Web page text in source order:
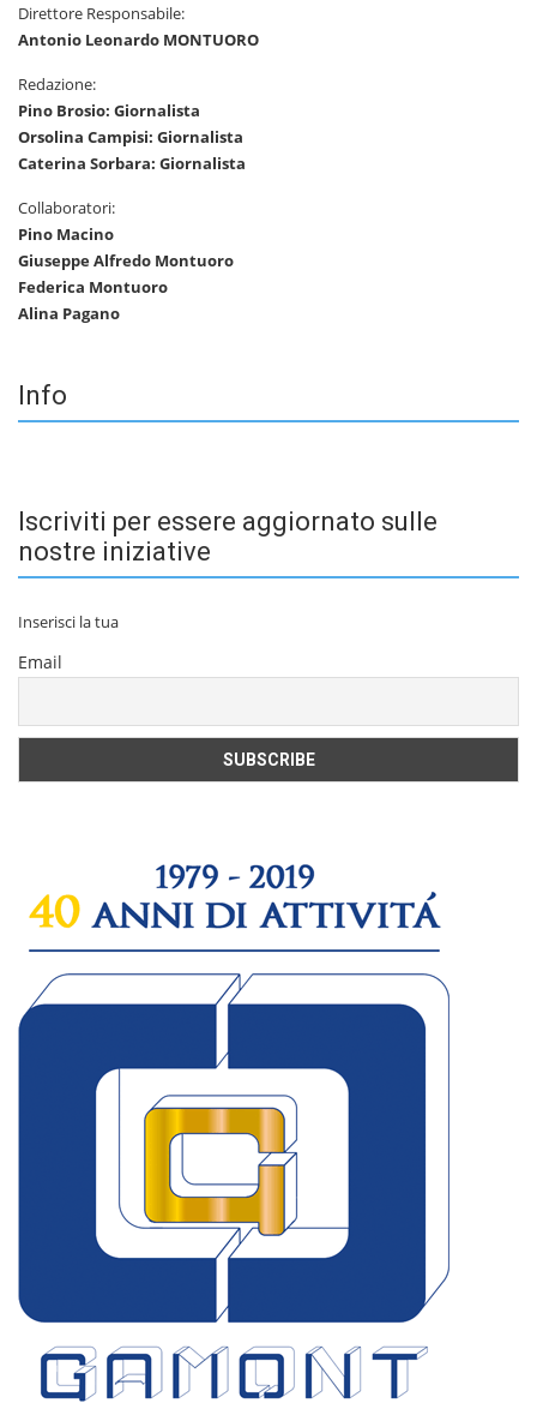
Direttore Responsabile:
Antonio Leonardo MONTUORO
Redazione:
Pino Brosio: Giornalista
Orsolina Campisi: Giornalista
Caterina Sorbara: Giornalista
Collaboratori:
Pino Macino
Giuseppe Alfredo Montuoro
Federica Montuoro
Alina Pagano
Info
Iscriviti per essere aggiornato sulle
nostre iniziative
Inserisci la tua
Email